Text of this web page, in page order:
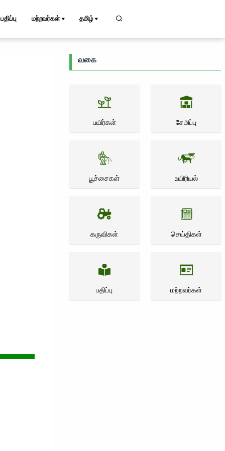
பதிப்பு மற்றவர்கள் தமிழ்
வகை
பயிர்கள் சேமிப்பு
பூச்சைகள் உயிரியல்
கருவிகள் செய்திகள்
பதிப்பு மற்றவர்கள்